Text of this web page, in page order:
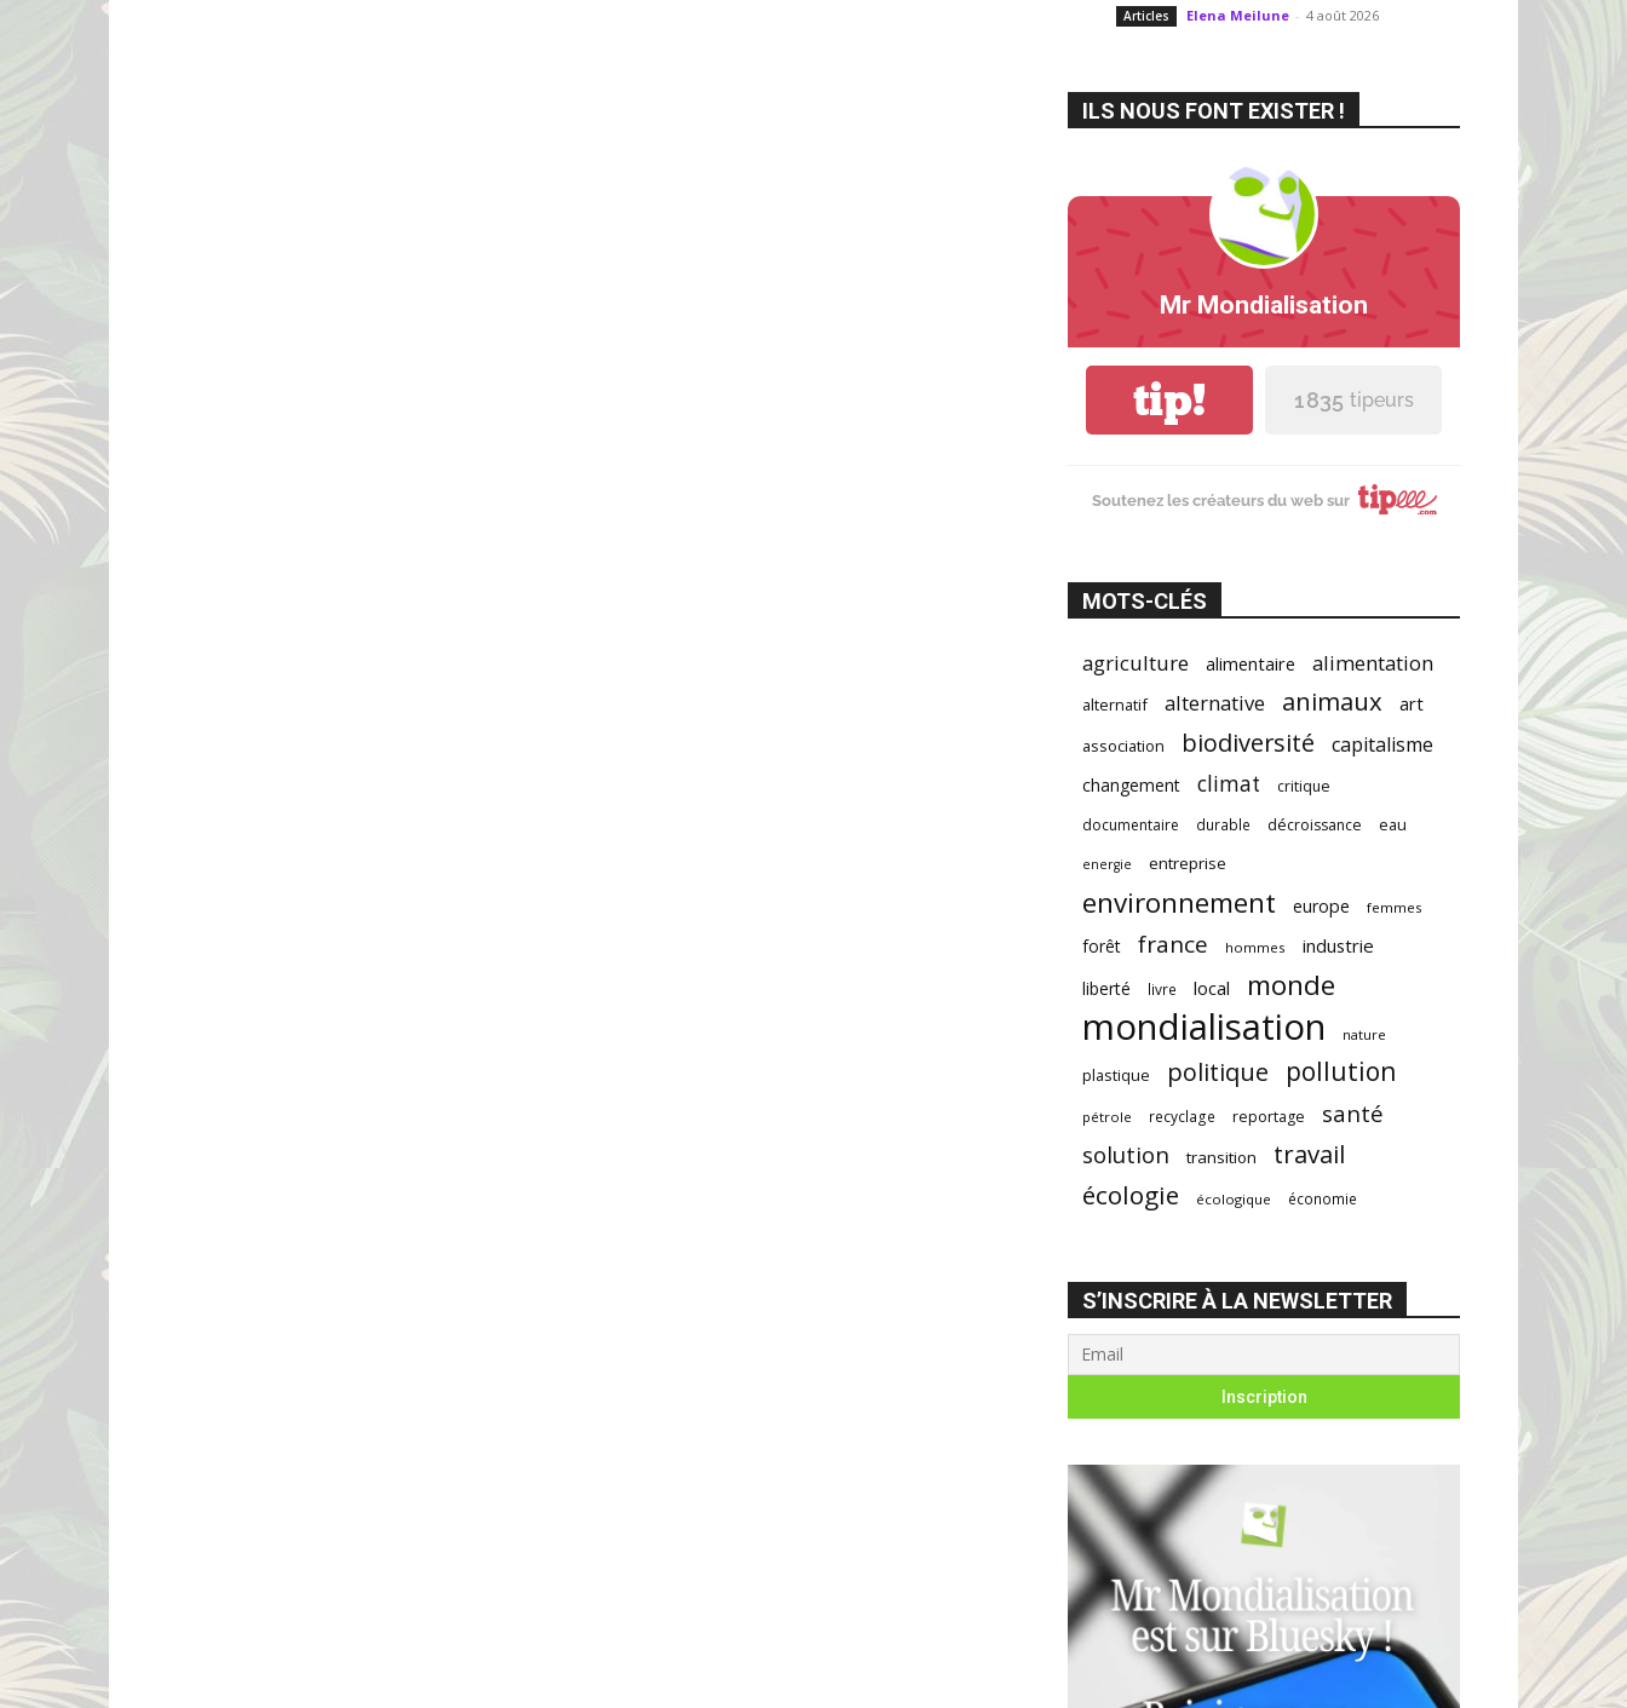
Articles Elena Meilune - 4 août 2026
ILS NOUS FONT EXISTER !
Mr Mondialisation
tip! 1 835 tipeurs
Soutenez les créateurs du web sur
MOTS-CLÉS
agriculture alimentaire alimentation
alternatif alternative animaux art
association biodiversité capitalisme
changement climat
critique
documentaire
durable décroissance eau
energie entreprise
environnement europe femmes
forêt france hommes industrie
liberté livre local monde
mondialisation nature
plastique politique pollution
pétrole recyclage reportage
santé
solution
transition
travail
écologie
écologique économie
S’INSCRIRE À LA NEWSLETTER